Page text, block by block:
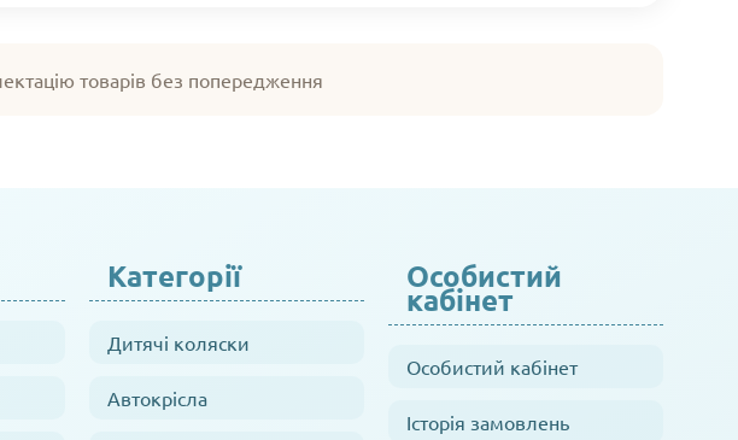
товарів без попередження
Категорії
Дитячі коляски
Автокрісла
Особистий
кабінет
Особистий кабінет
Історія замовлень